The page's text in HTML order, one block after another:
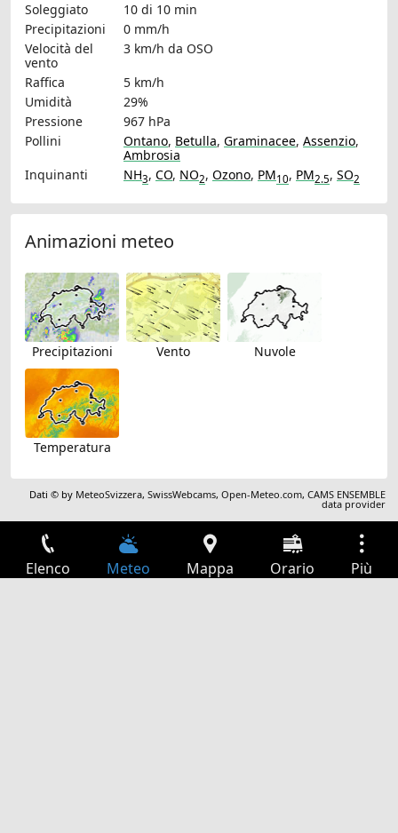
Soleggiato
10 di 10 min
Precipitazioni
0 mm/h
Velocità del
vento
3 km/h da OSO
Raffica
5 km/h
Umidità
29%
Pressione
967 hPa
Pollini
Ontano, Betulla, Graminacee, Assenzio,
Ambrosia
Inquinanti
NH3, CO, NO2, Ozono, PM10, PM2.5, SO2
Animazioni meteo
Precipitazioni Vento Nuvole
Temperatura
Dati © by MeteoSvizzera,SwissWebcams,Open-Meteo.com,CAMS ENSEMBLE
data provider
Elenco Meteo Mappa Orario Più